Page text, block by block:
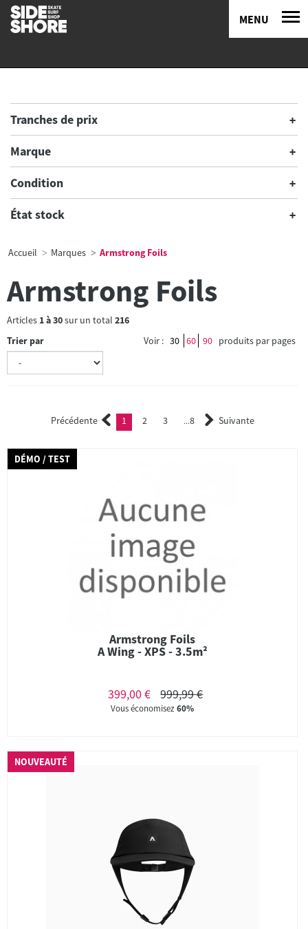
MENU
Tranches de prix
Marque
Condition
État stock
Accueil Marques Armstrong Foils
Armstrong Foils
Articles 1à30sur un total 216
Trier par
Voir : 30 60 90 produits par pages
Précédente 1 (current)
2 3 ...8 Suivante
DÉMO / TEST
Armstrong Foils
A Wing - XPS - 3.5m²
399,00 € 999,99 €
Vous économisez60%
NOUVEAUTÉ